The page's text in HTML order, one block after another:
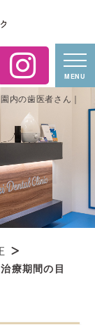
MENU
内の歯医者さん｜
療期間の目